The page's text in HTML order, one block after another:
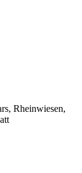
Rheinwiesen,